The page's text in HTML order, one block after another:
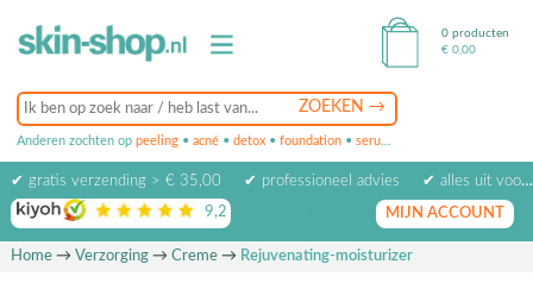
Anderen zochten op peeling • acné • detox • foundation • serum
0 producten
€ 0,00
✔ gratis verzending > € 35,00 ✔ professioneel advies
✔ alles uit voorraad leverbaar
9,2 op basis van beoordelingen
MIJN ACCOUNT
Home→ Verzorging→ Creme→ Rejuvenating-moisturizer